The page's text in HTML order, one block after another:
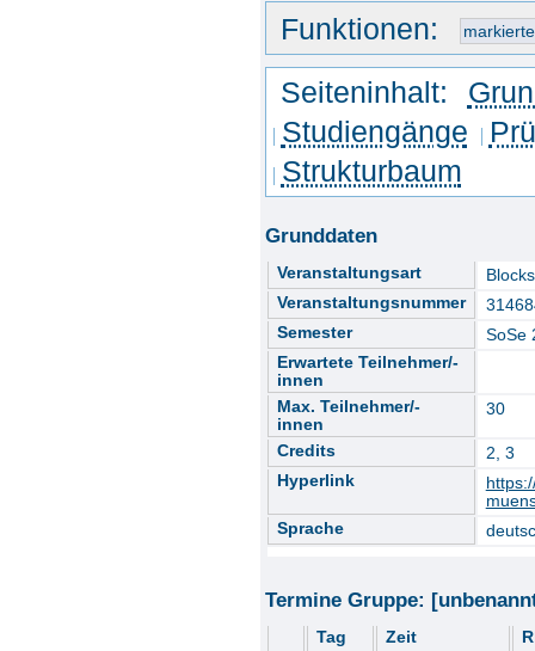
Funktionen:
Seiteninhalt:
Studiengänge
Strukturbaum
Grunddaten
Veranstaltungsart
Veranstaltungsnummer
Semester
SoSe
Erwartete Teilnehmer/-
innen
Max. Teilnehmer/-
innen
30
Credits
2, 3
Hyperlink
Sprache
Termine Gruppe:
Tag Zeit